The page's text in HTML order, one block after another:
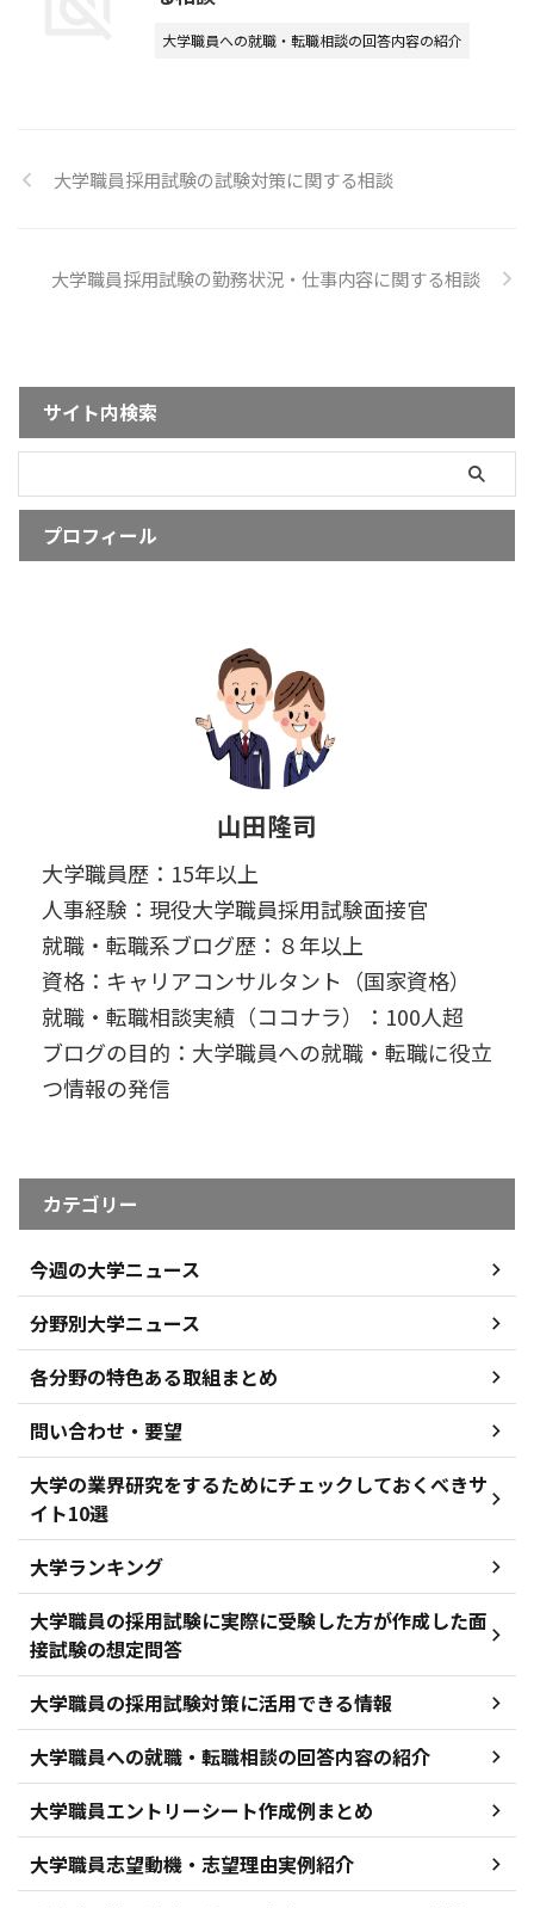
大学職員への就職・転職相談の回答内容の紹介
大学職員採用試験の試験対策に関する相談
大学職員採用試験の勤務状況・仕事内容に関する相談
サイト内検索
プロフィール
山田隆司
大学職員歴：15年以上
人事経験：現役大学職員採用試験面接官
就職・転職系ブログ歴：８年以上
資格：キャリアコンサルタント（国家資格）
就職・転職相談実績（ココナラ）：100人超
ブログの目的：大学職員への就職・転職に役立
つ情報の発信
カテゴリー
今週の大学ニュース
分野別大学ニュース
各分野の特色ある取組まとめ
問い合わせ・要望
大学の業界研究をするためにチェックしておくべきサ
イト10選
大学ランキング
大学職員の採用試験に実際に受験した方が作成した面
接試験の想定問答
大学職員の採用試験対策に活用できる情報
大学職員への就職・転職相談の回答内容の紹介
大学職員エントリーシート作成例まとめ
大学職員志望動機・志望理由実例紹介